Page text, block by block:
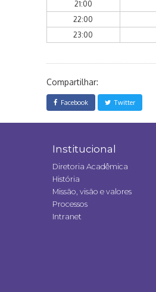
21:00
22:00
23:00
Compartilhar:
Facebook Twitter
Institucional
Diretoria Acadêmica
História
Missão, visão e valores
Processos
Intranet